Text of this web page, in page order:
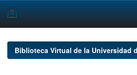
navigationBiblioteca Virtual de la Universidad